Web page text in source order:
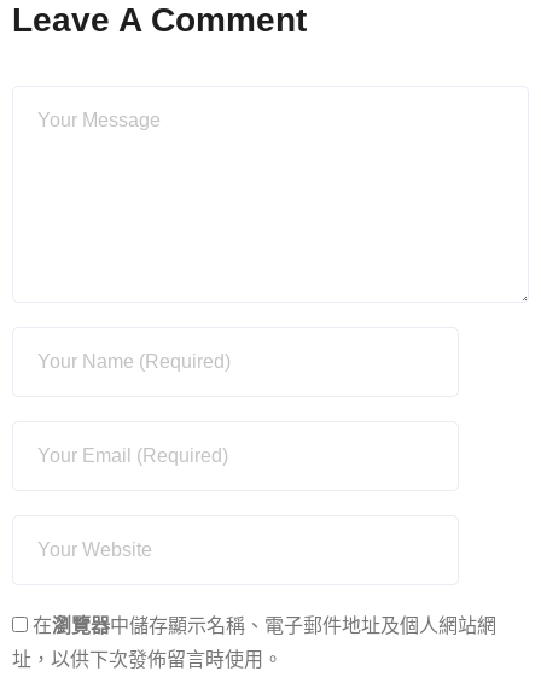
Leave A Comment
在瀏覽器中儲存顯示名稱、電子郵件地址及個人網站網
址，以供下次發佈留言時使用。